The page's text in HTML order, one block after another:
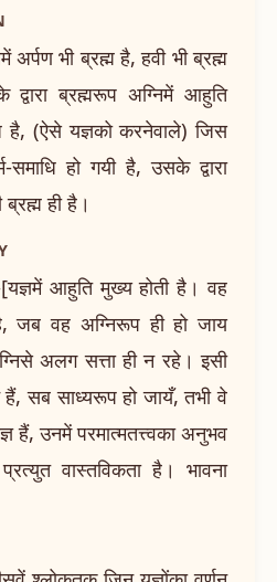
भी ब्रह्म है, हवी भी ब्रह्म
ब्रह्मरूप अग्निमें आहुति
है, (ऐसे यज्ञको करनेवाले) जिस
समाधि हो गयी है, उसके द्वारा
ही है।
आहुति मुख्य होती है। वह
जब वह अग्निरूप ही हो जाय
अलग सत्ता ही न रहे। इसी
सब साध्यरूप हो जायँ, तभी वे
हैं, उनमें परमात्मतत्त्वका अनुभव
वास्तविकता है। भावना